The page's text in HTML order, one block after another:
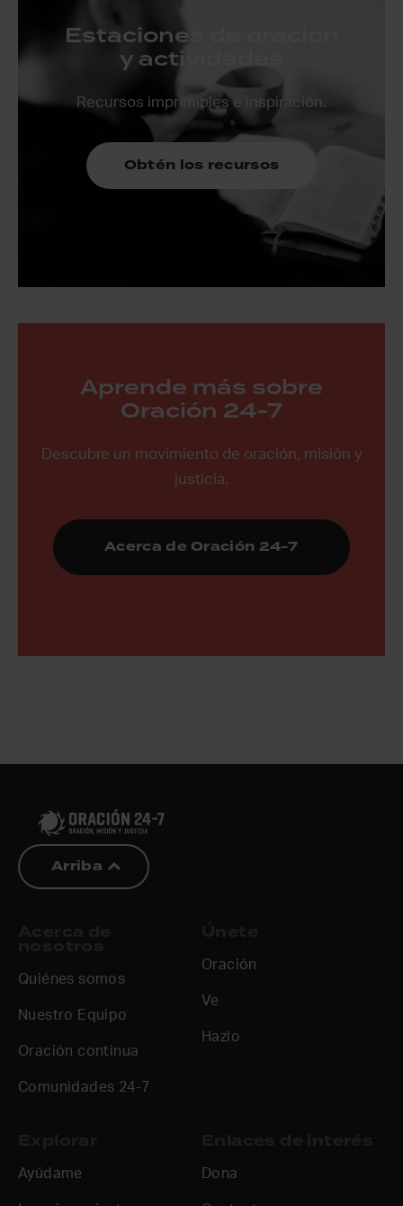
Estaciones de oracion
y actividades
Recursos imprimibles e inspiración.
Obtén los recursos
Aprende más sobre
Oración 24-7
Descubre un movimiento de oración, misión y
justicia.
Acerca de Oración 24-7
Arriba
Quiénes somos
Nuestro Equipo
Oración continua
Comunidades 24-7
Oración
Ve
Hazlo
Ayúdame Dona